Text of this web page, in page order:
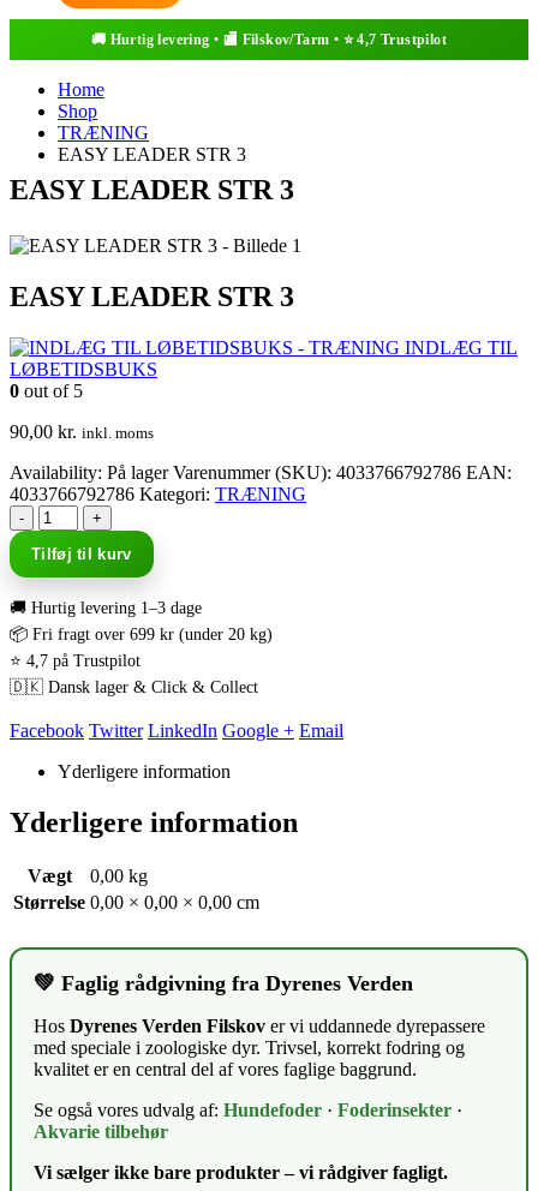
Home
Shop
TRÆNING
EASY LEADER STR 3
EASY LEADER STR 3
EASY LEADER STR 3
INDLÆG TIL
LØBETIDSBUKS
0 out of 5
90,00 kr. inkl. moms
Availability: På lager Varenummer (SKU): 4033766792786 EAN:
4033766792786 Kategori: TRÆNING
-
+
Tilføj til kurv
🚚 Hurtig levering 1–3 dage
📦 Fri fragt over 699 kr (under 20 kg)
⭐ 4,7 på Trustpilot
🇩🇰 Dansk lager & Click & Collect
Facebook Twitter LinkedIn Google + Email
Yderligere information
Yderligere information
Vægt
0,00 kg
Størrelse 0,00 × 0,00 × 0,00 cm
💚 Faglig rådgivning fra Dyrenes Verden
Hos Dyrenes Verden Filskov er vi uddannede dyrepassere
med speciale i zoologiske dyr. Trivsel, korrekt fodring og
kvalitet er en central del af vores faglige baggrund.
Se også vores udvalg af: Hundefoder · Foderinsekter ·
Akvarie tilbehør
Vi sælger ikke bare produkter – vi rådgiver fagligt.